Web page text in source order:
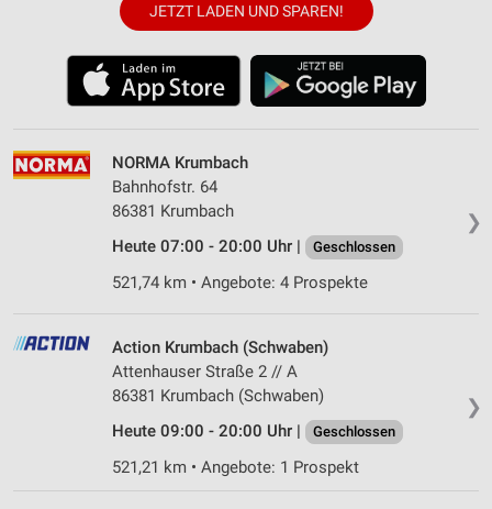
JETZT LADEN UND SPAREN!
❯
NORMA Krumbach
Bahnhofstr. 64
86381 Krumbach
Heute 07:00 - 20:00 Uhr |
Geschlossen
521,74 km • Angebote: 4 Prospekte
❯
Action Krumbach (Schwaben)
Attenhauser Straße 2 // A
86381 Krumbach (Schwaben)
Heute 09:00 - 20:00 Uhr |
Geschlossen
521,21 km • Angebote: 1 Prospekt